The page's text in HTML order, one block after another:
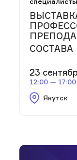
СОСТАВА
23
12:00 — 17:00
Якутск